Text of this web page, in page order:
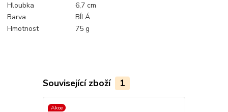
Hloubka
6,7 cm
Barva
BÍLÁ
Hmotnost
75 g
Související zboží 1
Akce